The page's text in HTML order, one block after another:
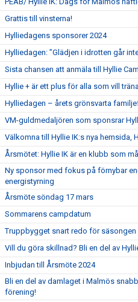
Grattis till vinsterna!
Hylliedagens sponsorer 2024
Hylliedagen: ”Glädjen i idrotten går
Sista chansen att anmäla till Hyllie
Hyllie + är ett plus för alla som vill
Hylliedagen – årets grönsvarta
VM-guldmedaljören som sponsrar
Välkomna till Hyllie IK:s nya hemsida,
Årsmötet: Hyllie IK är en klubb som
Ny sponsor med fokus på förnybar
energistyrning
Årsmöte söndag 17 mars
Sommarens campdatum
Truppbygget snart redo för säsongen
Vill du göra skillnad? Bli en del av
Inbjudan till Årsmöte 2024
Bli en del av damlaget i Malmös
förening!